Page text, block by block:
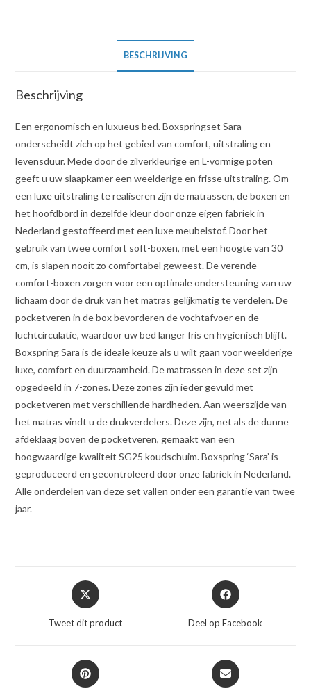
BESCHRIJVING
Beschrijving
Een ergonomisch en luxueus bed. Boxspringset Sara
onderscheidt zich op het gebied van comfort, uitstraling en
levensduur. Mede door de zilverkleurige en L-vormige poten
geeft u uw slaapkamer een weelderige en frisse uitstraling. Om
een luxe uitstraling te realiseren zijn de matrassen, de boxen en
het hoofdbord in dezelfde kleur door onze eigen fabriek in
Nederland gestoffeerd met een luxe meubelstof. Door het
gebruik van twee comfort soft-boxen, met een hoogte van 30
cm, is slapen nooit zo comfortabel geweest. De verende
comfort-boxen zorgen voor een optimale ondersteuning van uw
lichaam door de druk van het matras gelijkmatig te verdelen. De
pocketveren in de box bevorderen de vochtafvoer en de
luchtcirculatie, waardoor uw bed langer fris en hygiënisch blijft.
Boxspring Sara is de ideale keuze als u wilt gaan voor weelderige
luxe, comfort en duurzaamheid. De matrassen in deze set zijn
opgedeeld in 7-zones. Deze zones zijn ieder gevuld met
pocketveren met verschillende hardheden. Aan weerszijde van
het matras vindt u de drukverdelers. Deze zijn, net als de dunne
afdeklaag boven de pocketveren, gemaakt van een
hoogwaardige kwaliteit SG25 koudschuim. Boxspring ‘Sara’ is
geproduceerd en gecontroleerd door onze fabriek in Nederland.
Alle onderdelen van deze set vallen onder een garantie van twee
jaar.
Opent
in
nieuw
Tweet dit product
Opent
in
nieuw
Deel op Facebook
Opent
in
Opent
in